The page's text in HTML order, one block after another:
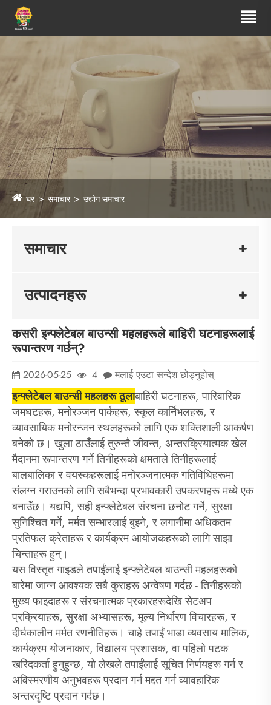
घर समाचार उद्योग समाचार
समाचार
उत्पादनहरू
कसरी इन्फ्लेटेबल बाउन्सी महलहरूले बाहिरी घटनाहरूलाई
रूपान्तरण गर्छन्?
2026-05-25 4 मलाई एउटा सन्देश छोड्नुहोस्
इन्फ्लेटेबल बाउन्सी महलहरू ठूलाबाहिरी घटनाहरू, पारिवारिक
जमघटहरू, मनोरञ्जन पार्कहरू, स्कूल कार्निभलहरू, र
व्यावसायिक मनोरन्जन स्थलहरूको लागि एक शक्तिशाली आकर्षण
बनेको छ। खुला ठाउँलाई तुरुन्तै जीवन्त, अन्तरक्रियात्मक खेल
मैदानमा रूपान्तरण गर्ने तिनीहरूको क्षमताले तिनीहरूलाई
बालबालिका र वयस्कहरूलाई मनोरञ्जनात्मक गतिविधिहरूमा
संलग्न गराउनको लागि सबैभन्दा प्रभावकारी उपकरणहरू मध्ये एक
बनाउँछ। यद्यपि, सही इन्फ्लेटेबल संरचना छनोट गर्ने, सुरक्षा
सुनिश्चित गर्ने, मर्मत सम्भारलाई बुझ्ने, र लगानीमा अधिकतम
प्रतिफल क्रेताहरू र कार्यक्रम आयोजकहरूको लागि साझा
चिन्ताहरू हुन्।
यस विस्तृत गाइडले तपाईंलाई इन्फ्लेटेबल बाउन्सी महलहरूको
बारेमा जान्न आवश्यक सबै कुराहरू अन्वेषण गर्दछ - तिनीहरूको
मुख्य फाइदाहरू र संरचनात्मक प्रकारहरूदेखि सेटअप
प्रक्रियाहरू, सुरक्षा अभ्यासहरू, मूल्य निर्धारण विचारहरू, र
दीर्घकालीन मर्मत रणनीतिहरू। चाहे तपाईं भाडा व्यवसाय मालिक,
कार्यक्रम योजनाकार, विद्यालय प्रशासक, वा पहिलो पटक
खरिदकर्ता हुनुहुन्छ, यो लेखले तपाईंलाई सूचित निर्णयहरू गर्न र
अविस्मरणीय अनुभवहरू प्रदान गर्न मद्दत गर्न व्यावहारिक
अन्तरदृष्टि प्रदान गर्दछ।